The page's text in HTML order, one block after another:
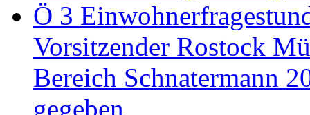
Ö 3
Vorsitzender Rostock
Bereich Schnatermann
gegeben